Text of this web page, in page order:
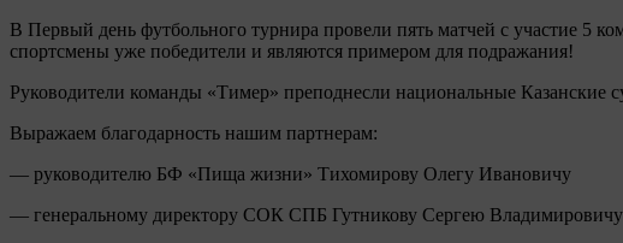
В Первый день футбольного турнира провели пять матчей с участие 5
спортсмены уже победители и являются примером для подражания!
Руководители команды «Тимер» преподнесли национальные
Выражаем благодарность нашим партнерам:
— руководителю БФ «Пища жизни» Тихомирову Олегу Ивановичу
— генеральному директору СОК СПБ Гутникову Сергею Владимировичу